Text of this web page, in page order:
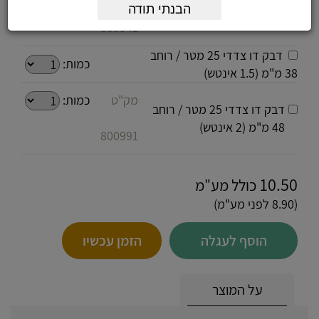
800941
דבק דו צדדי 25 מטר / רוחב
38 מ"מ (1.5 אינטש)
כמות:
דבק דו צדדי 25 מטר / רוחב
48 מ"מ (2 אינטש)
מק"ט
800991
כמות:
10.50 כולל מע"מ
(8.90 לפני מע"מ)
הוסף לעגלה הזמן עכשיו
על המוצר
הבנתי תודה